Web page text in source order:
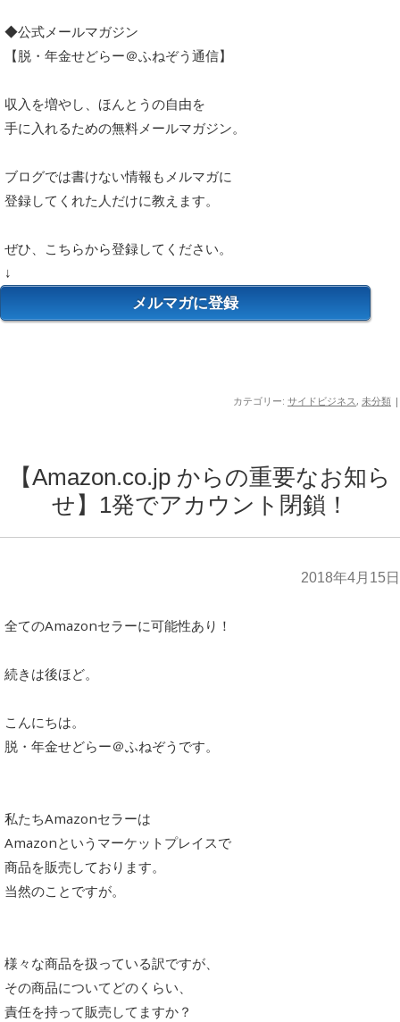
◆公式メールマガジン
【脱・年金せどらー＠ふねぞう通信】
収入を増やし、ほんとうの自由を
手に入れるための無料メールマガジン。
ブログでは書けない情報もメルマガに
登録してくれた人だけに教えます。
ぜひ、こちらから登録してください。
↓
メルマガに登録
カテゴリー: サイドビジネス, 未分類 |
【Amazon.co.jp からの重要なお知ら
せ】1発でアカウント閉鎖！
2018年4月15日
全てのAmazonセラーに可能性あり！
続きは後ほど。
こんにちは。
脱・年金せどらー＠ふねぞうです。
私たちAmazonセラーは
Amazonというマーケットプレイスで
商品を販売しております。
当然のことですが。
様々な商品を扱っている訳ですが、
その商品についてどのくらい、
責任を持って販売してますか？